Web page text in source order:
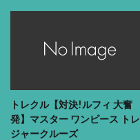
トレクル【対決!ルフィ 大奮
発】マスター ワンピース トレ
ジャークルーズ